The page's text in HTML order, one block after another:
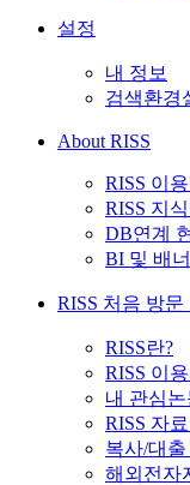
설정
내 정보
검색환경
About RISS
RISS 이
RISS 지식
DB연계
BI 및 배
RISS 처음 방문
RISS란?
RISS 이
내 관심
RISS 자
복사/대
해외전자